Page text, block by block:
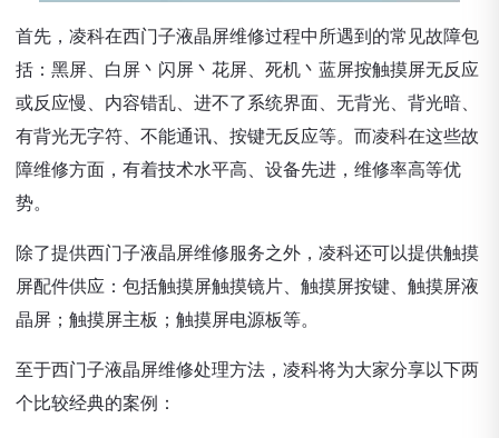
首先，凌科在西门子液晶屏维修过程中所遇到的常见故障包
括：黑屏、白屏丶闪屏丶花屏、死机丶蓝屏按触摸屏无反应
或反应慢、内容错乱、进不了系统界面、无背光、背光暗、
有背光无字符、不能通讯、按键无反应等。而凌科在这些故
障维修方面，有着技术水平高、设备先进，维修率高等优
势。
除了提供西门子液晶屏维修服务之外，凌科还可以提供触摸
屏配件供应：包括触摸屏触摸镜片、触摸屏按键、触摸屏液
晶屏；触摸屏主板；触摸屏电源板等。
至于西门子液晶屏维修处理方法，凌科将为大家分享以下两
个比较经典的案例：